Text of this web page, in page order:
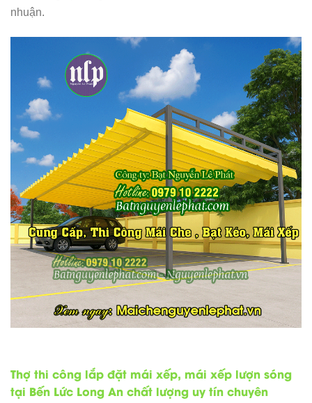
nhuận.
Thợ thi công lắp đặt mái xếp, mái xếp lượn sóng
tại Bến Lức Long An chất lượng uy tín chuyên